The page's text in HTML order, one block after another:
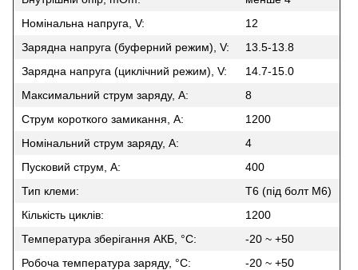
Номінальна напруга, V:
12
Зарядна напруга (буферний режим), V:
13.5-13.8
Зарядна напруга (циклічний режим), V:
14.7-15.0
Максимальний струм заряду, A:
8
Струм короткого замикання, A:
1200
Номінальний струм заряду, A:
4
Пусковий струм, А:
400
Тип клеми:
Т6 (під болт М6)
Кількість циклів:
1200
Температура зберігання АКБ, °C:
-20 ~ +50
Робоча температура заряду, °C:
-20 ~ +50